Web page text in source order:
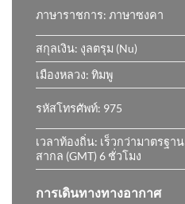
ภาษาราชการ: ภาษาซงคา
สกุลเงิน: งุลตรุม (Nu)
เมืองหลวง: ทิมพู
รหัสโทรศัพท์: 975
เวลาท้องถิ่น: เร็วกว่ามาตรฐาน
สากล (GMT) 6 ชั่วโมง
การเดินทางทางอากาศ